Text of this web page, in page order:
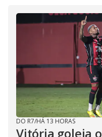
DO R7/HÁ 13 HORAS
Vitória goleia